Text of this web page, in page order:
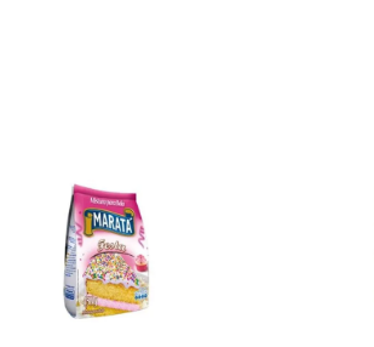
personalizando o seu bolo de